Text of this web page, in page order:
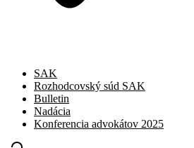
SAK
Rozhodcovský súd SAK
Bulletin
Nadácia
Konferencia advokátov 2025